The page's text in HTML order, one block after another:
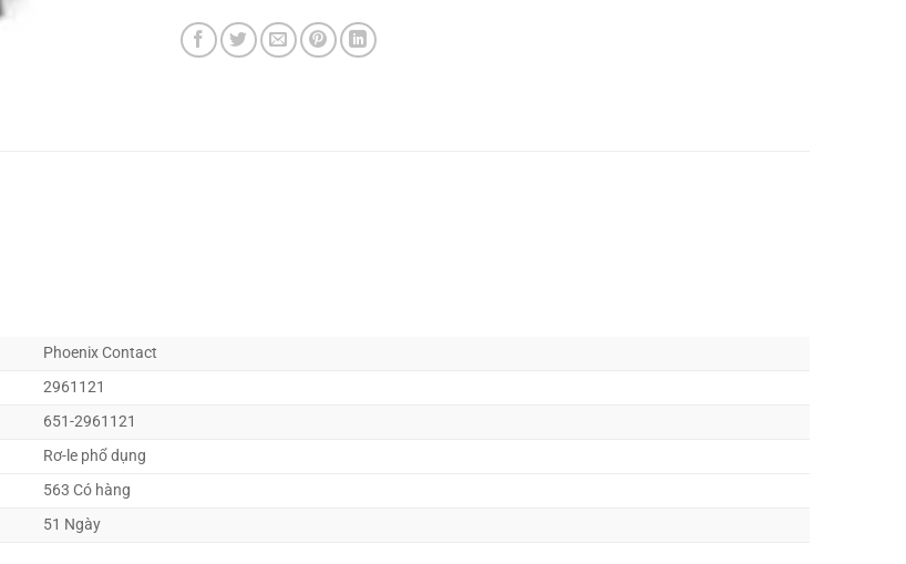
Phoenix Contact
2961121
651-2961121
Rơ-le phổ dụng
563 Có hàng
51 Ngày